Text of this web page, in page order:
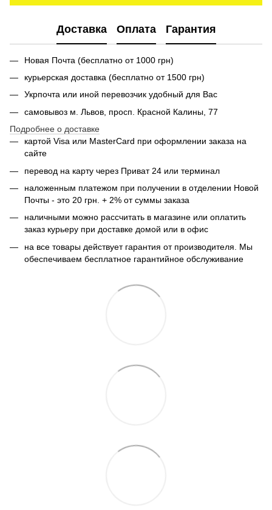
Доставка Оплата Гарантия
Новая Почта (бесплатно от 1000 грн)
курьерская доставка (бесплатно от 1500 грн)
Укрпочта или иной перевозчик удобный для Вас
самовывоз м. Львов, просп. Красной Калины, 77
Подробнее о доставке
картой Visa или MasterСard при оформлении заказа на
сайте
перевод на карту через Приват 24 или терминал
наложенным платежом при получении в отделении Новой
Почты - это 20 грн. + 2% от суммы заказа
наличными можно рассчитать в магазине или оплатить
заказ курьеру при доставке домой или в офис
на все товары действует гарантия от производителя. Мы
обеспечиваем бесплатное гарантийное обслуживание